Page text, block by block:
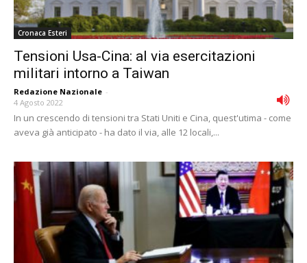
Cronaca Esteri
Tensioni Usa-Cina: al via esercitazioni
militari intorno a Taiwan
Redazione Nazionale -
4 Agosto 2022
In un crescendo di tensioni tra Stati Uniti e Cina, quest'utima - come
aveva già anticipato - ha dato il via, alle 12 locali,...